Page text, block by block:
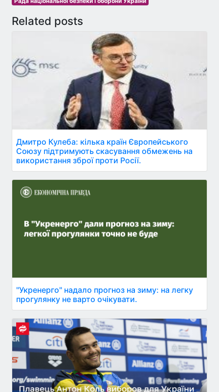
Related posts
Дмитро Кулеба: кілька країн Європейського
Союзу підтримують скасування обмежень на
використання зброї проти Росії.
"Укренерго" надало прогноз на зиму: на легку
прогулянку не варто очікувати.